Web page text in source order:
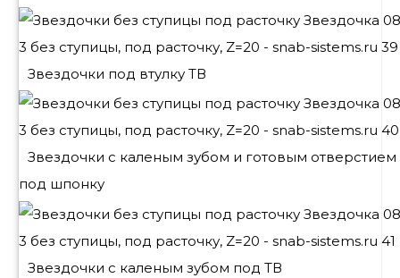
Звездочки под втулку ТВ
Звездочки с каленым зубом и готовым отверстием
под шпонку
Звездочки с каленым зубом под ТВ